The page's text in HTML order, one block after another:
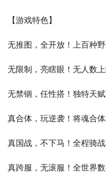
【游戏特色】
无推图，全开放！上百种
无限制，亮瞎眼！无人数
无禁锢，任性搭！独特天
真合体，玩逆袭！将魂合
真国战，不下马！全程骑
真跨服，无滚服！全世界